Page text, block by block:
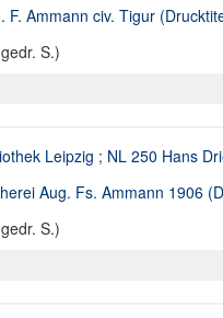
F. Ammann civ. Tigur
S.)
Leipzig ; NL 250 Hans
Aug. Fs. Ammann 1906
S.)